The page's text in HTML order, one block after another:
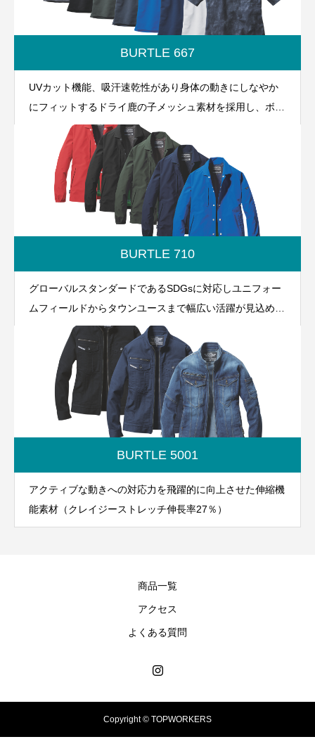
BURTLE 667
UVカット機能、吸汗速乾性があり身体の動きにしなやか
にフィットするドライ鹿の子メッシュ素材を採用し、ボデ
ィのラインに沿ったXシルエットのポロシャツはユニフォ
ームのみならずアクティブワークにも最適です。
BURTLE 710
グローバルスタンダードであるSDGsに対応しユニフォー
ムフィールドからタウンユースまで幅広い活躍が見込める
コーチジャケット
BURTLE 5001
アクティブな動きへの対応力を飛躍的に向上させた伸縮機
能素材（クレイジーストレッチ伸長率27％）
商品一覧
アクセス
よくある質問
Copyright © TOPWORKERS